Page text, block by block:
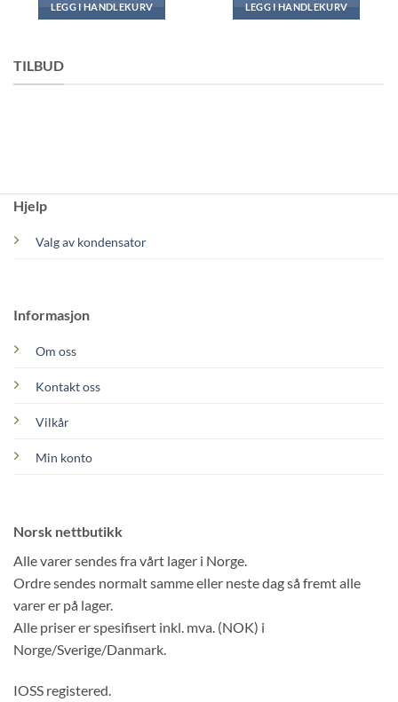
LEGG I HANDLEKURV LEGG I HANDLEKURV
TILBUD
Hjelp
Valg av kondensator
Informasjon
Om oss
Kontakt oss
Vilkår
Min konto
Norsk nettbutikk
Alle varer sendes fra vårt lager i Norge.
Ordre sendes normalt samme eller neste dag så fremt alle
varer er på lager.
Alle priser er spesifisert inkl. mva. (NOK) i
Norge/Sverige/Danmark.
IOSS registered.